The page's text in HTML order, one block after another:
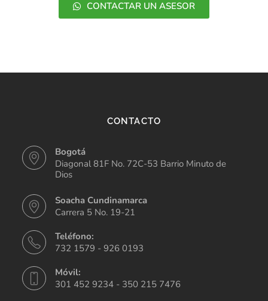
CONTACTAR UN ASESOR
CONTACTO
Bogotá
Diagonal 81F No. 72C-53 Barrio Minuto de
Dios
Soacha Cundinamarca
Carrera 5 No. 19-21
Teléfono:
732 1579 - 926 0193
Móvil:
301 452 9234 - 350 215 7476